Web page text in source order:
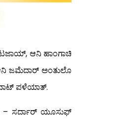
ಆನಿ ಹಾಂಗಾಚಿ
ಜಮೆದಾರ್ ಅಂತುಲೊ
ವಾಟ್ ಪಳೆಯಾತ್.
– ಸರ್ದಾರ್ ಯೂಸುಫ್